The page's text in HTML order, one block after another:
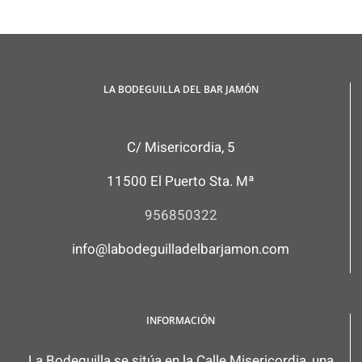
LA BODEGUILLA DEL BAR JAMÓN
C/ Misericordia, 5
11500 El Puerto Sta. Mª
956850322
info@labodeguilladelbarjamon.com
INFORMACIÓN